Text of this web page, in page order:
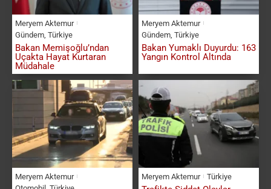
Meryem Aktemur
Gündem Türkiye
Bakan Memişoğlu’ndan
Uçakta Hayat Kurtaran
Müdahale
Meryem Aktemur
Gündem Türkiye
Bakan Yumaklı Duyurdu: 163
Yangın Kontrol Altında
Meryem Aktemur
Meryem Aktemur Türkiye